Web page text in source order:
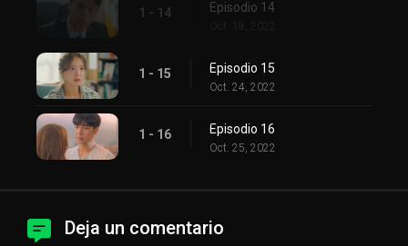
1 - 14 Episodio 14
Oct. 18, 2022
1 - 15 Episodio 15
Oct. 24, 2022
1 - 16 Episodio 16
Oct. 25, 2022
Deja un comentario